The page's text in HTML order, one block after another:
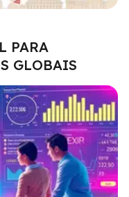
PARA
GLOBAIS